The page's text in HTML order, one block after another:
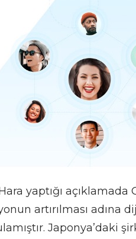
yaptığı açıklamada
artırılması adına
Japonya’daki